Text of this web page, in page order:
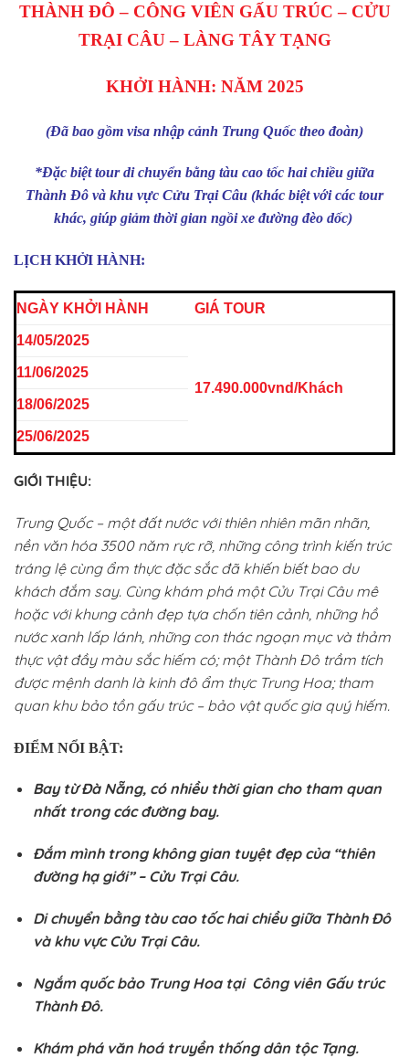
THÀNH ĐÔ – CÔNG VIÊN GẤU TRÚC – CỬU
TRẠI CÂU – LÀNG TÂY TẠNG
KHỞI HÀNH: NĂM 2025
(Đã bao gồm visa nhập cảnh Trung Quốc theo đoàn)
*Đặc biệt tour di chuyển bằng tàu cao tốc hai chiều giữa
Thành Đô và khu vực Cửu Trại Câu (khác biệt với các tour
khác, giúp giảm thời gian ngồi xe đường đèo dốc)
LỊCH KHỞI HÀNH:
NGÀY KHỞI HÀNH GIÁ TOUR
14/05/2025
17.490.000vnd/Khách
11/06/2025
18/06/2025
25/06/2025
GIỚI THIỆU:
Trung Quốc – một đất nước với thiên nhiên mãn nhãn,
nền văn hóa 3500 năm rực rỡ, những công trình kiến trúc
tráng lệ cùng ẩm thực đặc sắc đã khiến biết bao du
khách đắm say. Cùng khám phá một Cửu Trại Câu mê
hoặc với khung cảnh đẹp tựa chốn tiên cảnh, những hồ
nước xanh lấp lánh, những con thác ngoạn mục và thảm
thực vật đầy màu sắc hiếm có; một Thành Đô trầm tích
được mệnh danh là kinh đô ẩm thực Trung Hoa; tham
quan khu bảo tồn gấu trúc – bảo vật quốc gia quý hiếm.
ĐIỂM NỔI BẬT:
Bay từ Đà Nẵng, có nhiều thời gian cho tham quan
nhất trong các đường bay.
Đắm mình trong không gian tuyệt đẹp của “thiên
đường hạ giới” – Cửu Trại Câu.
Di chuyển bằng tàu cao tốc hai chiều giữa Thành Đô
và khu vực Cửu Trại Câu.
Ngắm quốc bảo Trung Hoa tại Công viên Gấu trúc
Thành Đô.
Khám phá văn hoá truyền thống dân tộc Tạng.